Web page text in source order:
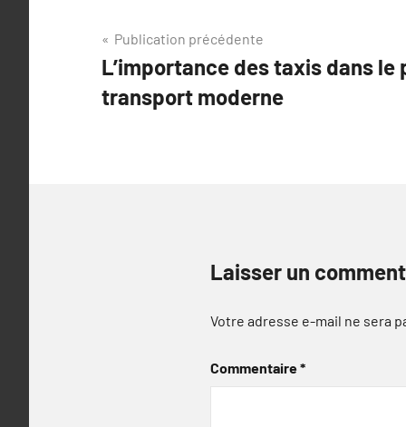
Navigation
de
l’article
Publication précédente
L’importance des taxis dans le
transport moderne
Laisser un
Votre adresse e-mail ne sera
Commentaire*